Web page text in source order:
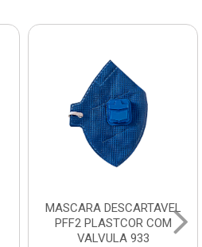
MASCARA DESCARTAVEL
PFF2 PLASTCOR COM
VALVULA 933